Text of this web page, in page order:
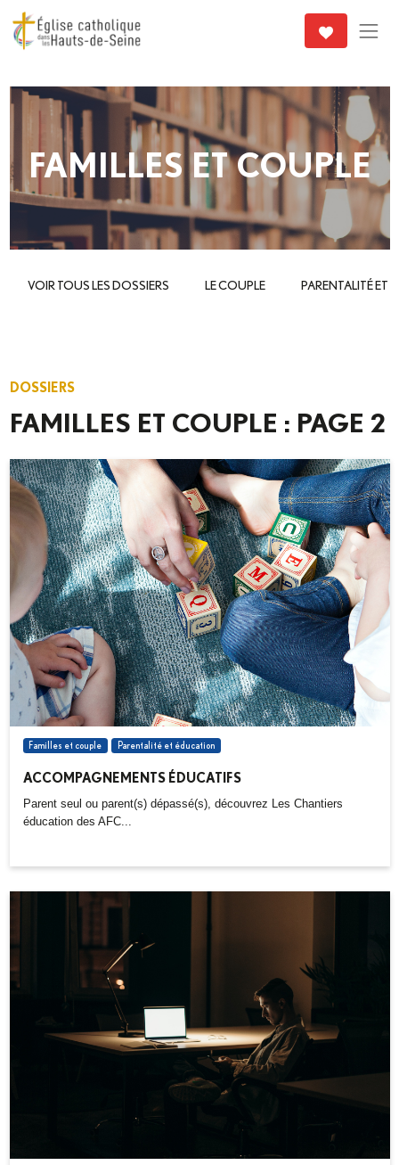
FAMILLES ET COUPLE
VOIR TOUS LES DOSSIERS LE COUPLE PARENTALITÉ ET
DOSSIERS
FAMILLES ET COUPLE : PAGE 2
Familles et couple Parentalité et éducation
ACCOMPAGNEMENTS ÉDUCATIFS
Parent seul ou parent(s) dépassé(s), découvrez Les Chantiers
éducation des AFC...